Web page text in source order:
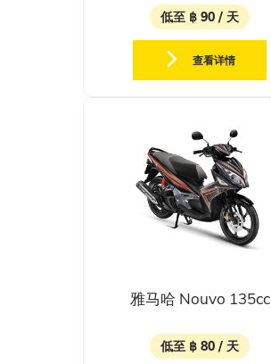
低至 ฿ 90 / 天
查看详情
雅马哈 Nouvo 135cc
低至 ฿ 80 / 天